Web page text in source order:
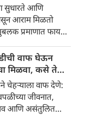
समजून घेऊया.
आणि फलदायी
तयार होत आहे.
होणारे शुभ योग,
आणि या गोचरमुळे
आहे अशा
आपण जाणून
सुधारते आणि
आराम मिळतो
प्रमाणात फायबर
किंवा अपचनाचा
तर अंजीर
वरदान ठरू शकते. हे
ठेवण्यास मदत
मदत करते.
वाफ घेऊन
मिळवा, कसे ते
चेहऱ्याला वाफ देणे:
जीवनात,
आणि असंतुलित